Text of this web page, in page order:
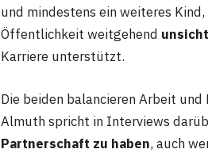
und mindestens ein weiteres
Öffentlichkeit weitgehend
Karriere unterstützt.
Die beiden balancieren Arbeit
Almuth spricht in Interviews
Partnerschaft zu haben, auch